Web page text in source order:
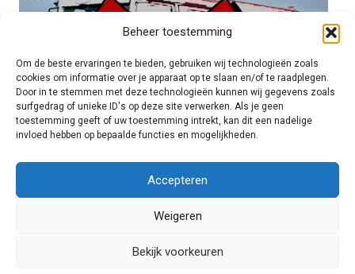
Beheer toestemming
Om de beste ervaringen te bieden, gebruiken wij technologieën zoals
cookies om informatie over je apparaat op te slaan en/of te raadplegen.
Door in te stemmen met deze technologieën kunnen wij gegevens zoals
surfgedrag of unieke ID's op deze site verwerken. Als je geen
toestemming geeft of uw toestemming intrekt, kan dit een nadelige
invloed hebben op bepaalde functies en mogelijkheden.
Accepteren
Weigeren
Bekijk voorkeuren
Graag gebruiken we die. Stuur hem op naar:
voertuigen@hulpverleningsdiensten.nl